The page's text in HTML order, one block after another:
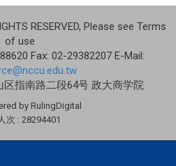
RESERVED, Please see Terms
of use
Fax: 02-29382207 E-Mail:
区指南路二段64号 政大商学院
by RulingDigital
次 : 28294401